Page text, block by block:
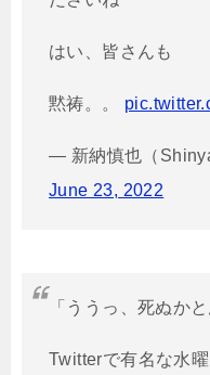
はい、皆さんも
黙祷。。
— 新納慎也（
June 23, 2022
「ううっ、死ぬか
Twitterで有名な水